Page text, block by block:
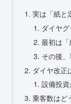
実は「紙と
ダイヤ
最初は
その後
ダイヤ改正
設備投
乗客数はど